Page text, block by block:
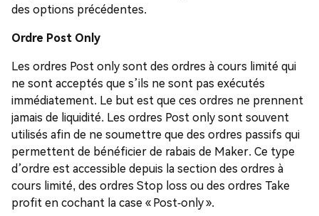
des options précédentes.
Ordre Post Only
Les ordres Post only sont des ordres à cours limité qui
ne sont acceptés que s’ils ne sont pas exécutés
immédiatement. Le but est que ces ordres ne prennent
jamais de liquidité. Les ordres Post only sont souvent
utilisés afin de ne soumettre que des ordres passifs qui
permettent de bénéficier de rabais de Maker. Ce type
d’ordre est accessible depuis la section des ordres à
cours limité, des ordres Stop loss ou des ordres Take
profit en cochant la case « Post-only ».